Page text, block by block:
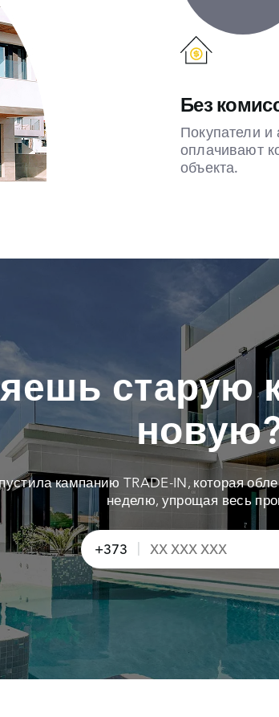
Без
Покупатели
оплачивают
объекта.
старую
кампанию TRADE-IN, которая
неделю, упрощая весь
+373